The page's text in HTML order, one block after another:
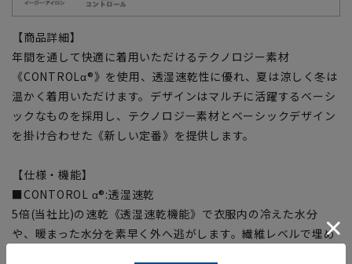
【商品詳細】
年間を通して快適に着用いただけるテクノロジー素材
《CONTROLα®》を使用、透湿速乾性に優れ、夏は涼しく冬は
温かく着用いただけます。デザインはマルチに活躍するベーシ
ックなものを採用し、テクノロジー素材とベーシックデザイン
を掛け合わせた《新しい定番》を提供します。
【仕様・機能】
■CONTOROL α®:透湿速乾
5倍(当社比)の速乾《透湿速乾機能》で衣服内の冷えた水分
や、暖まった水分を素早く外へ逃がします。繊維レベルで埋め